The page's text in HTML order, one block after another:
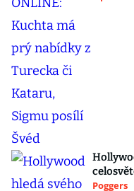
Poggers